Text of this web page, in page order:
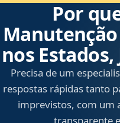
Por
nos Estados,
Precisa de um
respostas rápidas tanto
imprevistos, com um